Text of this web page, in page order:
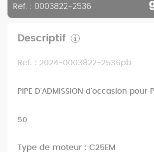
Ref. : 0003822-2536
Descriptif
Ref. : 2024-0003822-2536pb
PIPE D'ADMISSION d'occasion pour
50
Type de moteur : C25EM